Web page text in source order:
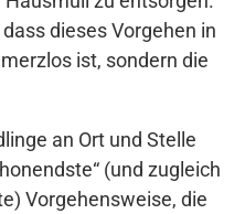
dieses Vorgehen in
ist, sondern die
an Ort und Stelle
(und zugleich
Vorgehensweise, die